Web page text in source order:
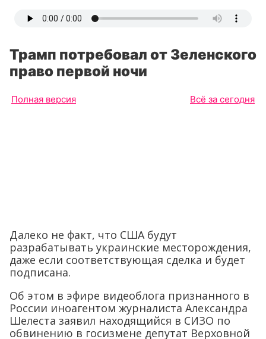
Трамп потребовал от Зеленского
право первой ночи
Полная версия Всё за сегодня
Далеко не факт, что США будут
разрабатывать украинские месторождения,
даже если соответствующая сделка и будет
подписана.
Об этом в эфире видеоблога признанного в
России иноагентом журналиста Александра
Шелеста заявил находящийся в СИЗО по
обвинению в госизмене депутат Верховной